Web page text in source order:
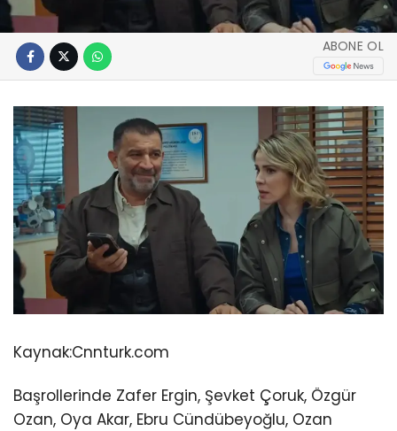
ABONE OL
Kaynak:Cnnturk.com
Başrollerinde Zafer Ergin, Şevket Çoruk, Özgür
Ozan, Oya Akar, Ebru Cündübeyoğlu, Ozan